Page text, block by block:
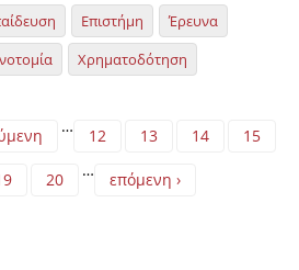
Επιστήμη
Έρευνα
Χρηματοδότηση
… 12 13 14 15
20 … επόμενη ›